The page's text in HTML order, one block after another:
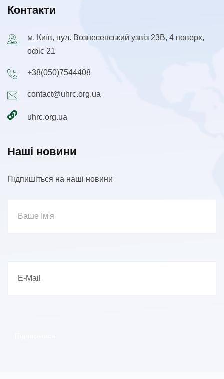
Контакти
м. Київ, вул. Вознесенський узвіз 23В, 4 поверх,
офіс 21
+38(050)7544408
contact@uhrc.org.ua
uhrc.org.ua
Наші новини
Підпишіться на наші новини